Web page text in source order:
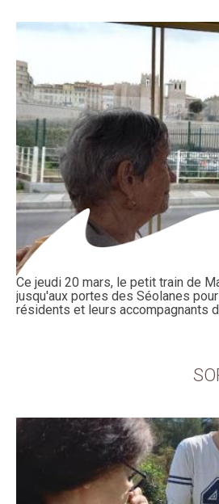
Ce jeudi 20 mars, le petit train de
jusqu'aux portes des Séolanes
résidents et leurs accompagnants